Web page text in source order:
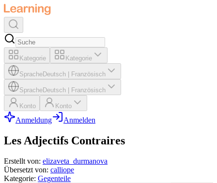
Kategorie Kategorie
SpracheDeutsch Französisch
SpracheDeutsch Französisch
Konto Konto
Anmeldung Anmelden
Les Adjectifs Contraires
Erstellt von: elizaveta_durmanova
Übersetzt von: calliope
Kategorie: Gegenteile